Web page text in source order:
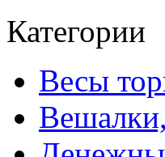
Категории
Весы